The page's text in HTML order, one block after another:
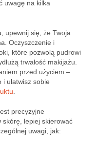
uwagę na kilka
upewnij się, że Twoja
Oczyszczenie i
które pozwolą pudrowi
trwałość makijażu.
przed użyciem –
ułatwisz sobie
precyzyjne
skórę, lepiej skierować
uwagi, jak: